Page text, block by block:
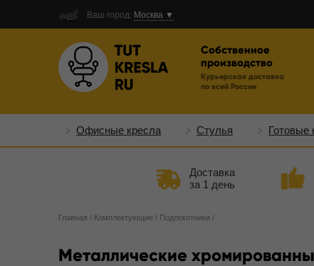
Ваш город: Москва ▼
Собственное
производство
Курьерская доставка
по всей России
Офисные кресла Стулья Готовые
Доставка
за 1 день
Главная / Комплектующие / Подлокотники /
Металлические